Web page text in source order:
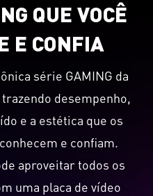
QUE VOCÊ
E CONFIA
série GAMING da
desempenho,
e a estética que os
e confiam.
aproveitar todos os
uma placa de vídeo